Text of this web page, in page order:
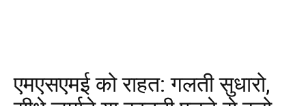
एमएसएमई को राहत: गलती सुधारो,